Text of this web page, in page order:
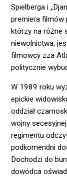
Spielberga i
premiera filmów
którzy na różne
niewolnictwa,
filmowcy zza
politycznie
W 1989 roku
epickie
oddział
wojny
regimentu
podkomendni
Dochodzi do
dowódca